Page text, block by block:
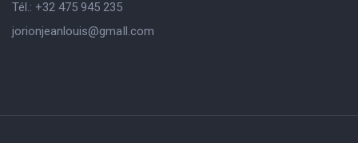
Tél.: +32 475 945 235
jorionjeanlouis@gmaIl.com